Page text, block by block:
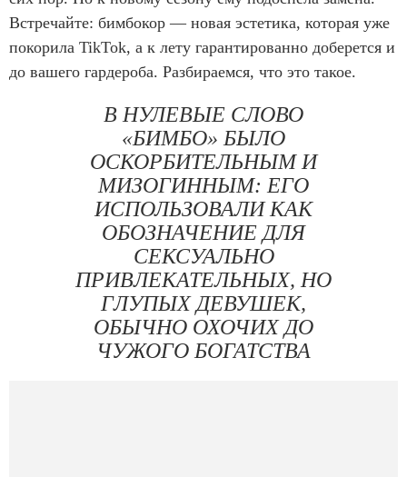
Встречайте: бимбокор — новая эстетика, которая уже
покорила TikTok, а к лету гарантированно доберется и
до вашего гардероба. Разбираемся, что это такое.
В НУЛЕВЫЕ СЛОВО
«БИМБО» БЫЛО
ОСКОРБИТЕЛЬНЫМ И
МИЗОГИННЫМ: ЕГО
ИСПОЛЬЗОВАЛИ КАК
ОБОЗНАЧЕНИЕ ДЛЯ
СЕКСУАЛЬНО
ПРИВЛЕКАТЕЛЬНЫХ, НО
ГЛУПЫХ ДЕВУШЕК,
ОБЫЧНО ОХОЧИХ ДО
ЧУЖОГО БОГАТСТВА